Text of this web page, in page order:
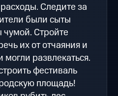
Следите за
были сыты
Стройте
их от отчаяния и
развлекаться.
фестиваль
площадь!